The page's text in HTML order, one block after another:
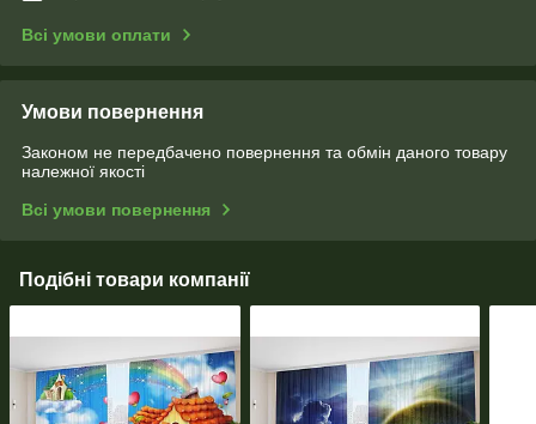
Всі умови оплати
Умови повернення
Законом не передбачено повернення та обмін даного товару
належної якості
Всі умови повернення
Подібні товари компанії